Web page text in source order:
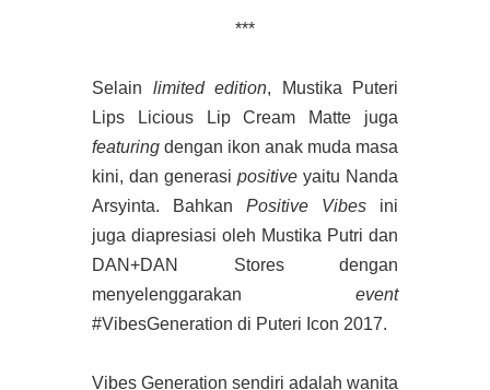
***
Selain limited edition, Mustika Puteri
Lips Licious Lip Cream Matte juga
featuring dengan ikon anak muda masa
kini, dan generasi positive yaitu Nanda
Arsyinta. Bahkan Positive Vibes ini
juga diapresiasi oleh Mustika Putri dan
DAN+DAN Stores dengan
menyelenggarakan event
#VibesGeneration di Puteri Icon 2017.
Vibes Generation sendiri adalah wanita